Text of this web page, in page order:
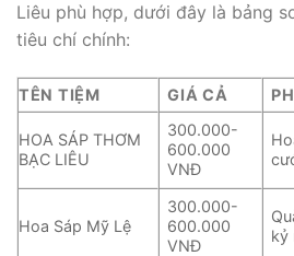
Liêu phù hợp, dưới đây là bảng
tiêu chí chính:
TÊN TIỆM GIÁ CẢ
HOA SÁP THƠM
BẠC LIÊU
300.000-
600.000
VNĐ
Hoa Sáp Mỹ Lệ
300.000-
600.000
VNĐ
kỷ